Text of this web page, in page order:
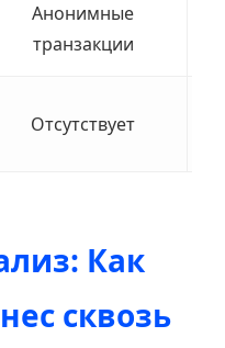
Анонимные
транзакции
Отсутствует
Как
сквозь